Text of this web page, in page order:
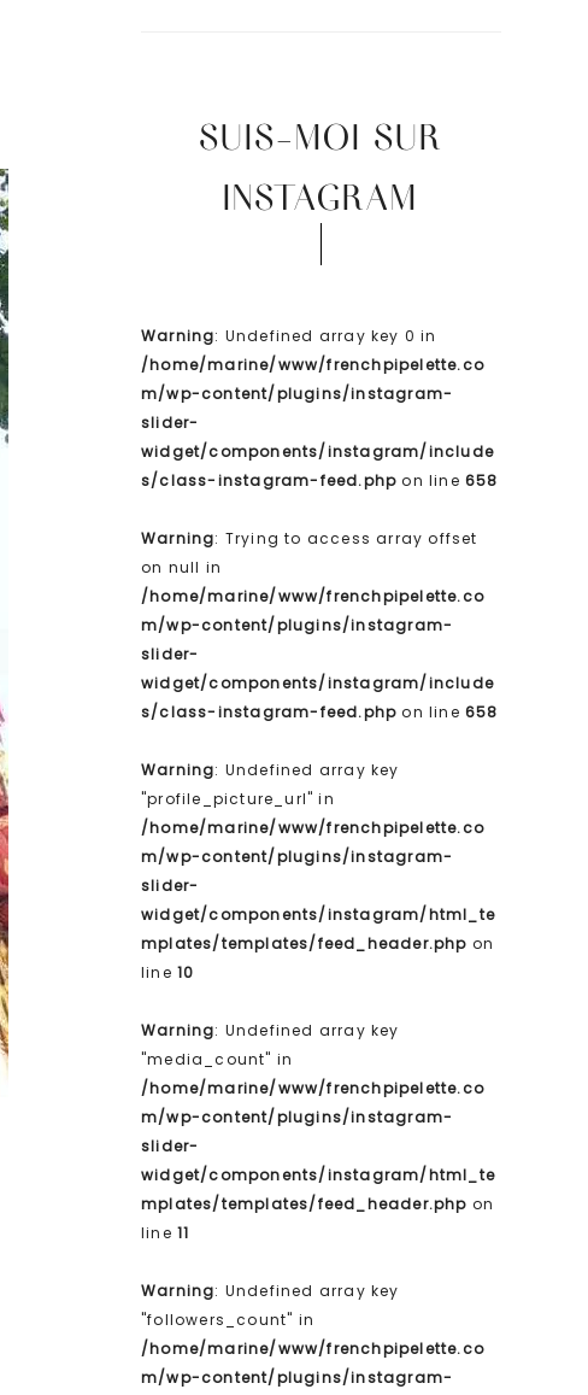
SUIS-MOI SUR
INSTAGRAM
Warning: Undefined array key 0 in
/home/marine/www/frenchpipelette.co
m/wp-content/plugins/instagram-
slider-
widget/components/instagram/include
s/class-instagram-feed.php on line 658
Warning: Trying to access array offset
on null in
/home/marine/www/frenchpipelette.co
m/wp-content/plugins/instagram-
slider-
widget/components/instagram/include
s/class-instagram-feed.php on line 658
Warning: Undefined array key
"profile_picture_url" in
/home/marine/www/frenchpipelette.co
m/wp-content/plugins/instagram-
slider-
widget/components/instagram/html_te
mplates/templates/feed_header.php on
line 10
Warning: Undefined array key
"media_count" in
/home/marine/www/frenchpipelette.co
m/wp-content/plugins/instagram-
slider-
widget/components/instagram/html_te
mplates/templates/feed_header.php on
line 11
Warning: Undefined array key
"followers_count" in
/home/marine/www/frenchpipelette.co
m/wp-content/plugins/instagram-